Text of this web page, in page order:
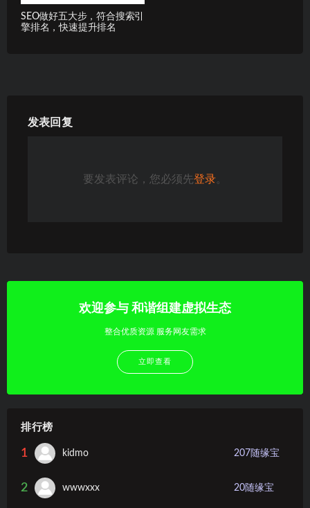
SEO做好五大步，符合搜索引
擎排名，快速提升排名
发表回复
要发表评论，您必须先登录。
欢迎参与 和谐组建虚拟生态
整合优质资源 服务网友需求
立即查看
排行榜
1 kidmo 207随缘宝
2 wwwxxx 20随缘宝